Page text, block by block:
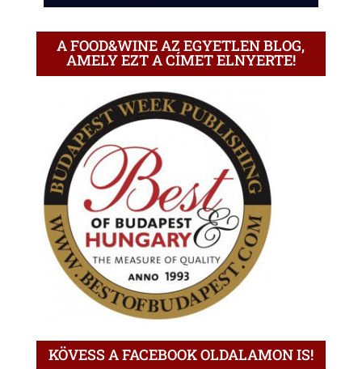
A FOOD&WINE AZ EGYETLEN BLOG,
AMELY EZT A CÍMET ELNYERTE!
KÖVESS A FACEBOOK OLDALAMON IS!